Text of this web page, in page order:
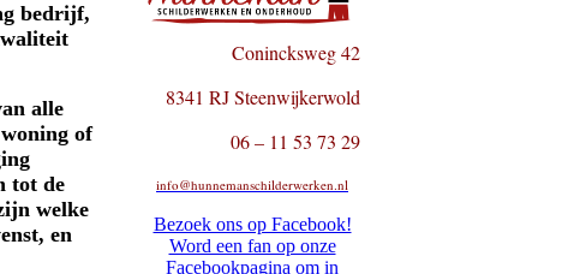
bedrijf,
alle
of
tot de
welke
en
Conincksweg 42
8341 RJ Steenwijkerwold
06 – 11 53 73 29
info@hunnemanschilderwerken.nl
Bezoek ons op Facebook!
Word een fan op onze
Facebookpagina om in